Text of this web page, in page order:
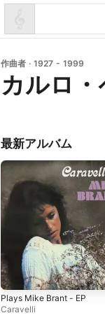
作曲者 · 1927 - 1999
カルロ・
最新アルバム
Plays Mike Brant - EP
Caravelli